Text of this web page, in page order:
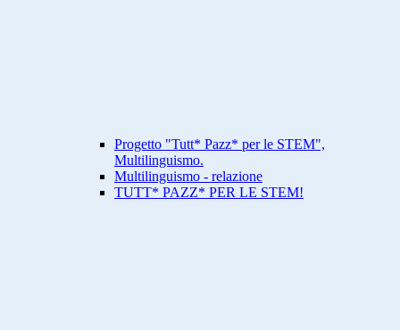
Progetto "Tutt* Pazz* per le STEM",
Multilinguismo.
Multilinguismo - relazione
TUTT* PAZZ* PER LE STEM!